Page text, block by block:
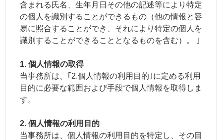
含まれる氏名、生年月日その他の記述等により特定
の個人を識別することができるもの（他の情報と容
易に照合することができ、それにより特定の個人を
識別することができることとなるものを含む）。 ｣
1. 個人情報の取得
当事務所は、｢2.個人情報の利用目的｣に定める利用
目的に必要な範囲および手段で個人情報を取得しま
す。
2. 個人情報の利用目的
当事務所は、個人情報の利用目的を特定し、その目